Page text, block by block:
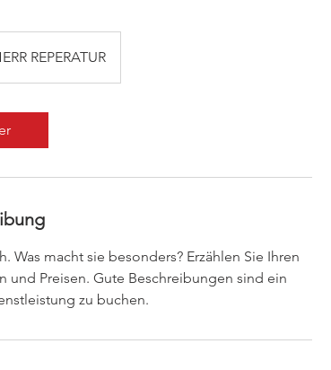
REPERATUR
Was macht sie besonders? Erzählen Sie Ihren
und Preisen. Gute Beschreibungen sind ein
zu buchen.